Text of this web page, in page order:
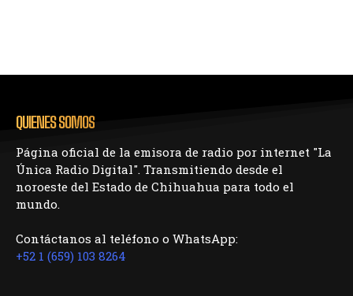
QUIENES SOMOS
Página oficial de la emisora de radio por internet "La
Única Radio Digital". Transmitiendo desde el
noroeste del Estado de Chihuahua para todo el
mundo.
Contáctanos al teléfono o WhatsApp:
+52 1 (659) 103 8264